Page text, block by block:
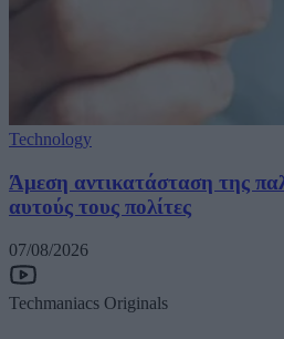
Technology
Άμεση αντικατάσταση της
αυτούς τους πολίτες
07/08/2026
Techmaniacs Originals